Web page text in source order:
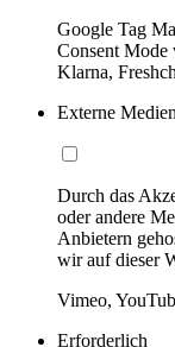
Google Tag
Consent Mode
Klarna,
Externe
Durch das
oder andere
Anbietern
wir auf dieser
Vimeo,
Erforderlich